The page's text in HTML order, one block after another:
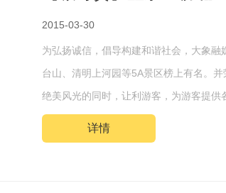
2015-03-30
为弘扬诚信，倡导构建和谐社会，大象融
台山、清明上河园等5A景区榜上有名。
绝美风光的同时，让利游客，为游客提供
详情